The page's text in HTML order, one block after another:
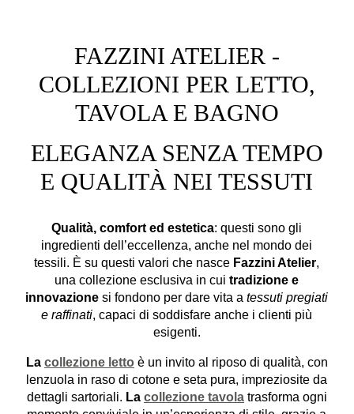
FAZZINI ATELIER -
COLLEZIONI PER LETTO,
TAVOLA E BAGNO
ELEGANZA SENZA TEMPO
E QUALITÀ NEI TESSUTI
Qualità, comfort ed estetica: questi sono gli
ingredienti dell’eccellenza, anche nel mondo dei
tessili. È su questi valori che nasce Fazzini Atelier,
una collezione esclusiva in cuitradizione e
innovazione si fondono per dare vita atessuti pregiati
e raffinati, capaci di soddisfare anche i clienti più
esigenti.
La collezione letto è un invito al riposo di qualità, con
lenzuola in raso di cotone e seta pura, impreziosite da
dettagli sartoriali. La collezione tavolatrasforma ogni